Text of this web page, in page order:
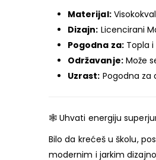
Materijal:
Dizajn: Licencirani
Pogodna za:Topla i
Održavanje:Može
Uzrast: Pogodna za
🕸️ Uhvati energiju
Bilo da krećeš u školu,
modernim i jarkim